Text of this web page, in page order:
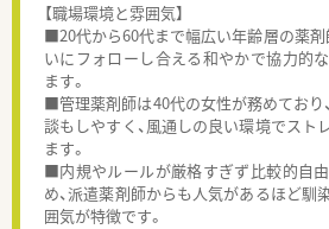
【職場環境と雰囲気】
■20代から60代まで幅広い年齢層の薬剤
いにフォローし合える和やかで協力的
ます。
■管理薬剤師は40代の女性が務めており
談もしやすく、風通しの良い環境でスト
ます。
■内規やルールが厳格すぎず比較的自
め、派遣薬剤師からも人気があるほど馴
囲気が特徴です。